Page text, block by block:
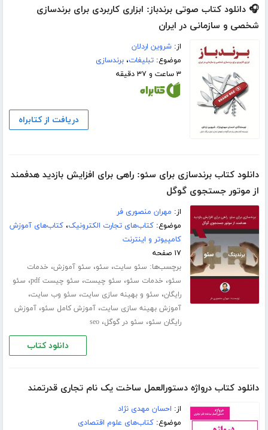
🎧 دانلود کتاب صوتی برندباز: ابزاری کاربردی برای برندسازی
شخصی و سازمانی در ایران
از:شروین اردلان
موضوع:تبلیغات،برندسازی
۳ ساعت و ۳۷ دقیقه
دریافت از کتابراه
دانلود کتاب برندسازی برای سئو: راهی برای افزایش بازدید هدفمند
از موتور جستجوی گوگل
از: مهران منصوری فر
موضوع:کتاب‌های تجارت الکترونیک،کتاب‌های آموزش
کامپیوتر و اینترنت
۱۷ صفحه
برچسب‌ها: سئو سایت، سئو، سئو آموزش، خدمات
سئو، خدمات سئو، سئو چیست، سئو چیست pdf ، سئو
رایگان، سئو و بهینه سازی سایت، سئو وب سایت،
آموزش بهینه سازی سایت،آموزش کامل سئو،آموزش
رایگان سئو، سئو در گوگل،seo
دانلود کتاب
دانلود کتاب درواژه دستورالعمل ساخت یک نام تجاری قدرتمند
از: احسان مهدی نژاد
موضوع:کتاب‌های علوم اقتصادی